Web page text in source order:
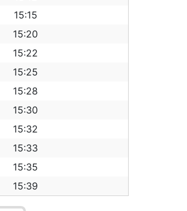
15:15
15:20
15:22
15:25
15:28
15:30
15:32
15:33
15:35
15:39